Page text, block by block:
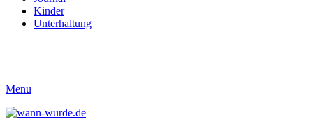
Kinder
Unterhaltung
Menu